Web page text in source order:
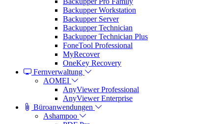
Backupper Workstation
Backupper Server
Backupper Technician
Backupper Technician Plus
FoneTool Professional
MyRecover
OneKey Recovery
Fernverwaltung
AOMEI
AnyViewer Professional
AnyViewer Enterprise
Büroanwendungen
Ashampoo